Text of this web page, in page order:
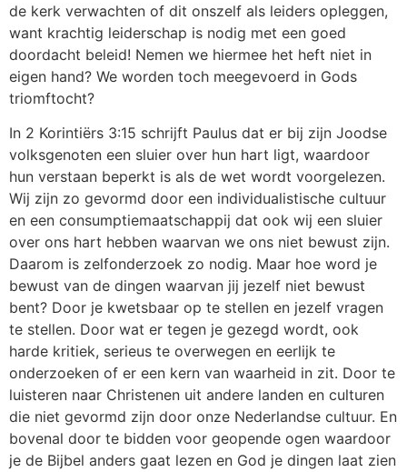
de kerk verwachten of dit onszelf als leiders opleggen,
want krachtig leiderschap is nodig met een goed
doordacht beleid! Nemen we hiermee het heft niet in
eigen hand? We worden toch meegevoerd in Gods
triomftocht?
In 2 Korintiërs 3:15 schrijft Paulus dat er bij zijn Joodse
volksgenoten een sluier over hun hart ligt, waardoor
hun verstaan beperkt is als de wet wordt voorgelezen.
Wij zijn zo gevormd door een individualistische cultuur
en een consumptiemaatschappij dat ook wij een sluier
over ons hart hebben waarvan we ons niet bewust zijn.
Daarom is zelfonderzoek zo nodig. Maar hoe word je
bewust van de dingen waarvan jij jezelf niet bewust
bent? Door je kwetsbaar op te stellen en jezelf vragen
te stellen. Door wat er tegen je gezegd wordt, ook
harde kritiek, serieus te overwegen en eerlijk te
onderzoeken of er een kern van waarheid in zit. Door te
luisteren naar Christenen uit andere landen en culturen
die niet gevormd zijn door onze Nederlandse cultuur. En
bovenal door te bidden voor geopende ogen waardoor
je de Bijbel anders gaat lezen en God je dingen laat zien